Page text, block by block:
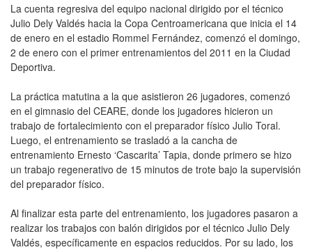
La cuenta regresiva del equipo nacional dirigido por el técnico
Julio Dely Valdés hacia la Copa Centroamericana que inicia el 14
de enero en el estadio Rommel Fernández, comenzó el domingo,
2 de enero con el primer entrenamientos del 2011 en la Ciudad
Deportiva.
La práctica matutina a la que asistieron 26 jugadores, comenzó
en el gimnasio del CEARE, donde los jugadores hicieron un
trabajo de fortalecimiento con el preparador físico Julio Toral.
Luego, el entrenamiento se trasladó a la cancha de
entrenamiento Ernesto ‘Cascarita’ Tapia, donde primero se hizo
un trabajo regenerativo de 15 minutos de trote bajo la supervisión
del preparador físico.
Al finalizar esta parte del entrenamiento, los jugadores pasaron a
realizar los trabajos con balón dirigidos por el técnico Julio Dely
Valdés, específicamente en espacios reducidos. Por su lado, los